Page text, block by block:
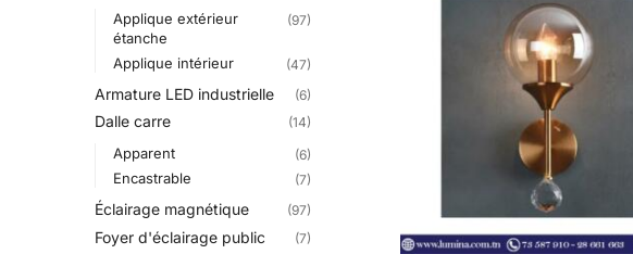
Applique extérieur
étanche
(97)
Applique intérieur (47)
Armature LED industrielle (6)
Dalle carre (14)
Apparent (6)
Encastrable (7)
Éclairage magnétique (97)
Foyer d'éclairage public (7)